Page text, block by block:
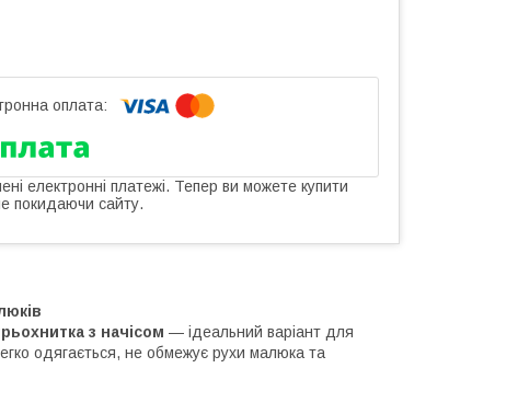
електронні платежі. Тепер ви можете купити
покидаючи сайту.
з начісом — ідеальний варіант для
одягається, не обмежує рухи малюка та